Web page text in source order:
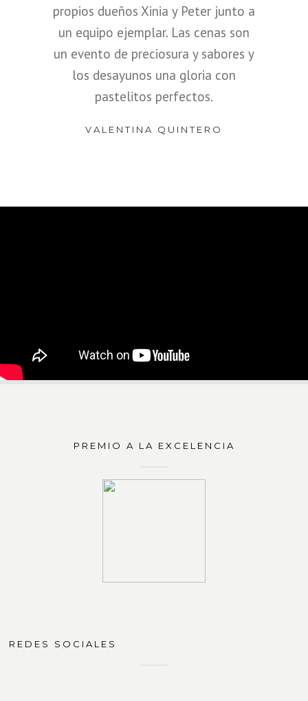
propios dueños Xinia y Peter junto a
un equipo ejemplar. Las cenas son
un evento de preciosura y sabores y
los desayunos una gloria con
pastelitos perfectos.
VALENTINA QUINTERO
PREMIO A LA EXCELENCIA
REDES SOCIALES